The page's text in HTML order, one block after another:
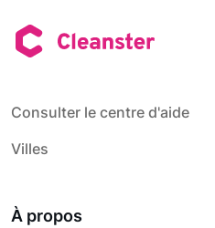
Consulter le centre d'aide
Villes
À propos